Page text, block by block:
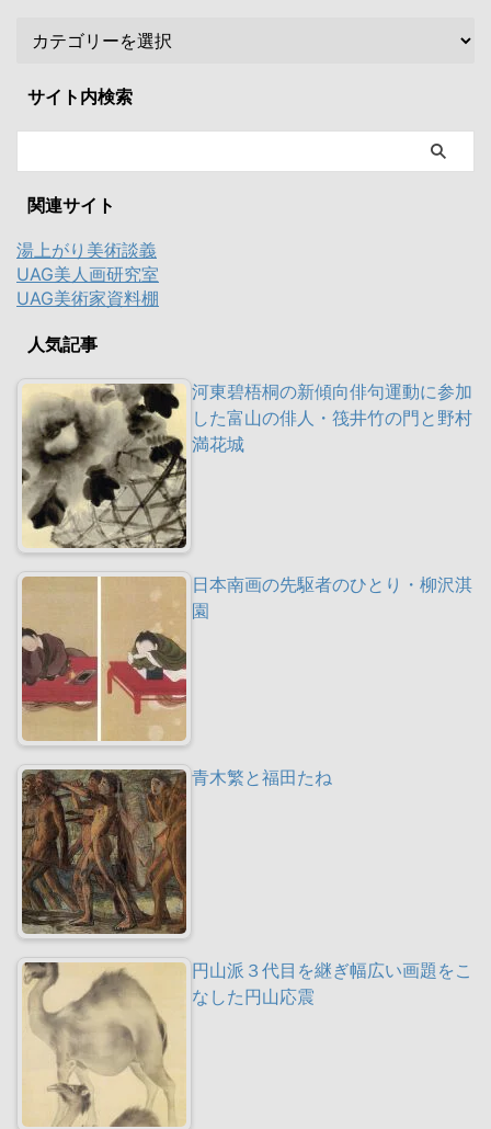
サイト内検索
関連サイト
湯上がり美術談義
UAG美人画研究室
UAG美術家資料棚
人気記事
河東碧梧桐の新傾向俳句運動に参加
した富山の俳人・筏井竹の門と野村
満花城
日本南画の先駆者のひとり・柳沢淇
園
青木繁と福田たね
円山派３代目を継ぎ幅広い画題をこ
なした円山応震